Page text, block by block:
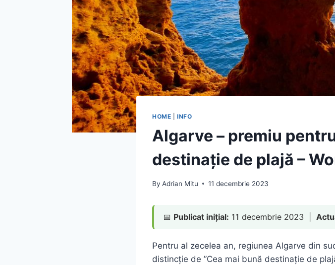
HOME |INFO
Algarve – premiu
destinație de plajă –
By Adrian Mitu 11 decembrie 2023
📅 Publicat inițial: 11 decembrie 2023 |
Pentru al zecelea an, regiunea Algarve din
distincție de ”Cea mai bună destinație de